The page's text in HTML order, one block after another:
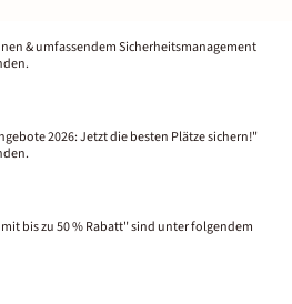
& umfassendem Sicherheitsmanagement
2026: Jetzt die besten Plätze sichern!"
bis zu 50 % Rabatt" sind unter folgendem